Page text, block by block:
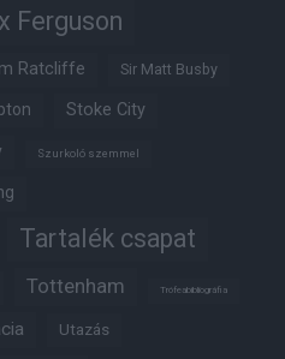
Ferguson
Ratcliffe Sir Matt Busby
Stoke City
Szurkoló szemmel
Tartalék csapat
Tottenham Trófeabibliográfia
Utazás